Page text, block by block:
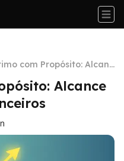
com Propósito: Alcanc
Financeiros
Alcance